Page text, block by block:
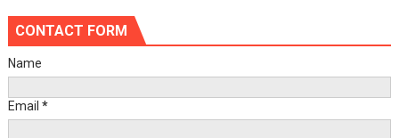
CONTACT FORM
Name
Email *